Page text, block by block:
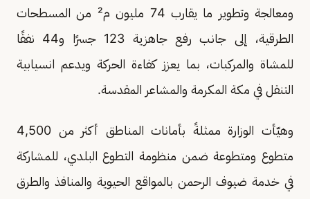
ومعالجة وتطوير ما يقارب 74 مليون م² من المسطحات
الطرقية، إلى جانب رفع جاهزية 123 جسرًا و44 نفقًا
للمشاة والمركبات، بما يعزز كفاءة الحركة ويدعم انسيابية
التنقل في مكة المكرمة والمشاعر المقدسة.
وهيّأت الوزارة ممثلةً بأمانات المناطق أكثر من 4,500
متطوع ومتطوعة ضمن منظومة التطوع البلدي، للمشاركة
في خدمة ضيوف الرحمن بالمواقع الحيوية والمنافذ والطرق